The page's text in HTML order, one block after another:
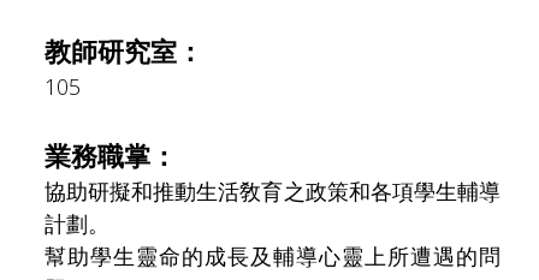
教師研究室：
105
業務職掌：
協助研擬和推動生活敎育之政策和各項學生輔導
計劃。
幫助學生靈命的成長及輔導心靈上所遭遇的問